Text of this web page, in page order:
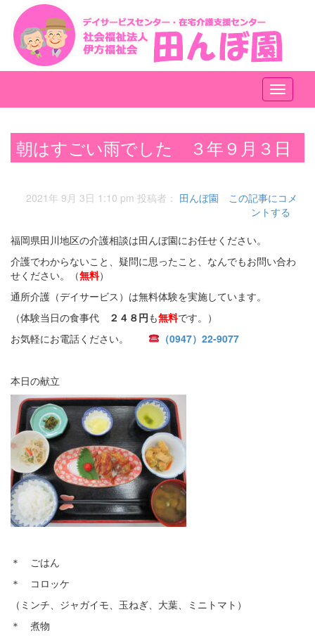
メ
ニ
ー
朝はすごい雨でした ３年９月３日
2021年 9月 3日 1:10 pm 投稿者： 田んぼ園
この記事にコメ
ントする
福岡県田川地区の介護相談は田んぼ園にお任せください。
介護でわからないこと、疑問に思ったこと、なんでもお問い合わ
せください。（無料）
通所介護（デイサービス）は無料体験を実施しています。
（体験当日の食事代
２４８円も無料です。）
お気軽にお電話ください。
（0947）22-9077
本日の献立
＊ ごはん
＊ コロッケ
（ミンチ、ジャガイモ、玉ねぎ、大葉、ミニトマト）
＊ 煮物